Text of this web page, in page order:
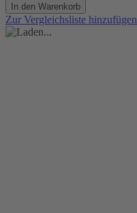
In den Warenkorb
Zur Vergleichsliste hinzufügen